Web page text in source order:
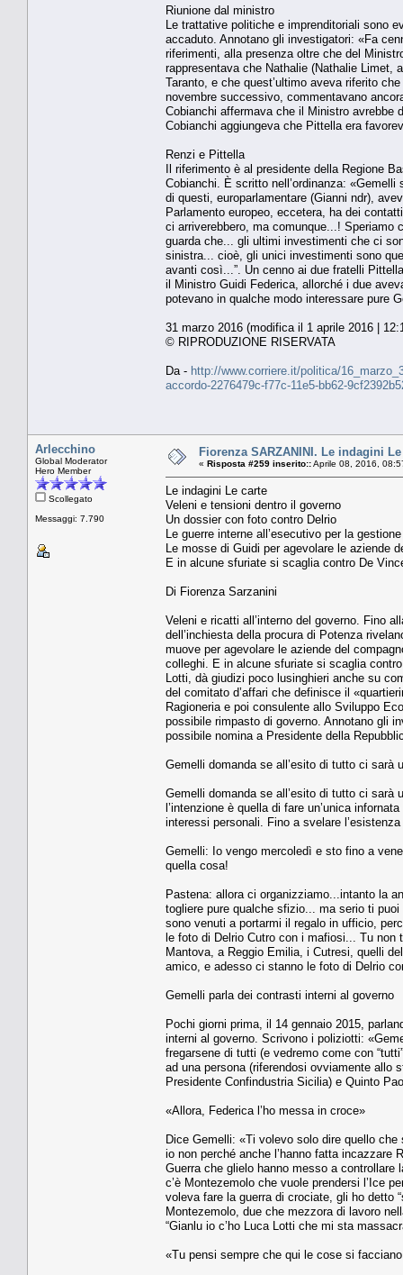
Riunione dal ministro
Le trattative politiche e imprenditoriali sono
accaduto. Annotano gli investigatori: «Fa
riferimenti, alla presenza oltre che del
rappresentava che Nathalie (Nathalie Limet,
Taranto, e che quest’ultimo aveva riferito
novembre successivo, commentavano
Cobianchi affermava che il Ministro avrebbe
Cobianchi aggiungeva che Pittella era
Renzi e Pittella
Il riferimento è al presidente della Regione
Cobianchi. È scritto nell’ordinanza:
di questi, europarlamentare (Gianni ndr),
Parlamento europeo, eccetera, ha dei
ci arriverebbero, ma comunque...!
guarda che... gli ultimi investimenti che ci
sinistra... cioè, gli unici investimenti sono
avanti così...”. Un cenno ai due fratelli
il Ministro Guidi Federica, allorché i due
potevano in qualche modo interessare pure
31 marzo 2016 (modifica il 1 aprile 2016 |
© RIPRODUZIONE RISERVATA
Da - http://www.corriere.it/politica/
accordo-2276479c-f77c-11e5-bb62-
Arlecchino
Global Moderator
Hero Member
Scollegato
Messaggi: 7.790
Fiorenza SARZANINI. Le indagini
« Risposta #259 inserito::Aprile 08, 2016,
Le indagini Le carte
Veleni e tensioni dentro il governo
Un dossier con foto contro Delrio
Le guerre interne all’esecutivo per la
Le mosse di Guidi per agevolare le aziende
E in alcune sfuriate si scaglia contro De
Di Fiorenza Sarzanini
Veleni e ricatti all’interno del governo. Fino
dell’inchiesta della procura di Potenza
muove per agevolare le aziende del
colleghi. E in alcune sfuriate si scaglia
Lotti, dà giudizi poco lusinghieri anche su
del comitato d’affari che definisce il
Ragioneria e poi consulente allo Sviluppo
possibile rimpasto di governo. Annotano gli
possibile nomina a Presidente della
Gemelli domanda se all’esito di tutto ci sarà
Gemelli domanda se all’esito di tutto ci
l’intenzione è quella di fare un’unica
interessi personali. Fino a svelare
Gemelli: Io vengo mercoledì e sto fino a
quella cosa!
Pastena: allora ci organizziamo...intanto la
togliere pure qualche sfizio... ma serio ti
sono venuti a portarmi il regalo in ufficio,
le foto di Delrio Cutro con i mafiosi... Tu non
Mantova, a Reggio Emilia, i Cutresi, quelli
amico, e adesso ci stanno le foto di Delrio
Gemelli parla dei contrasti interni al governo
Pochi giorni prima, il 14 gennaio 2015,
interni al governo. Scrivono i poliziotti:
fregarsene di tutti (e vedremo come con
ad una persona (riferendosi ovviamente allo
Presidente Confindustria Sicilia) e Quinto
«Allora, Federica l’ho messa in croce»
Dice Gemelli: «Ti volevo solo dire quello
io non perché anche l’hanno fatta incazzare
Guerra che glielo hanno messo a controllare
c’è Montezemolo che vuole prendersi l’Ice
voleva fare la guerra di crociate, gli ho detto
Montezemolo, due che mezzora di lavoro
“Gianlu io c’ho Luca Lotti che mi sta
«Tu pensi sempre che qui le cose si